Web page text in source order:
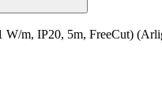
m, IP20, 5m, FreeCut)